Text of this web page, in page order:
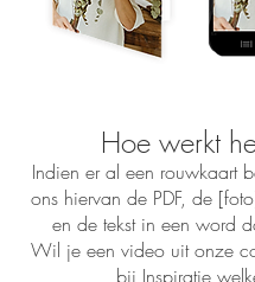
Hoe werkt
Indien er al een rouwkaart
ons hiervan de PDF, de
en de tekst in een word
Wil je een video uit onze
bij Inspiratie